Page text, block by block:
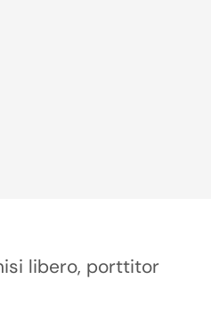
libero, porttitor